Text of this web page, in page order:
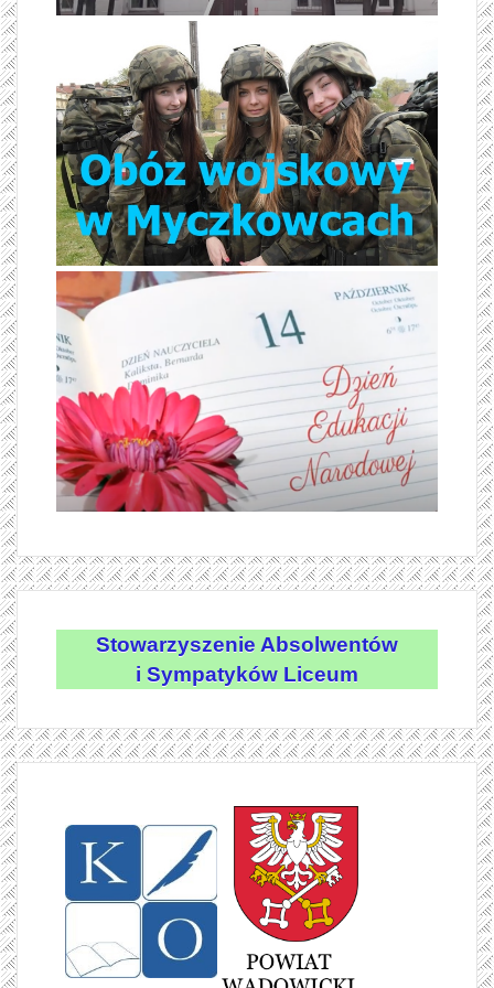
Stowarzyszenie Absolwentów
i Sympatyków Liceum